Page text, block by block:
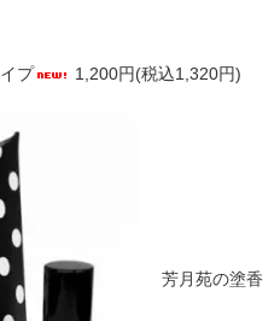
プ 1,200円(税込1,320円)
芳月苑の塗香